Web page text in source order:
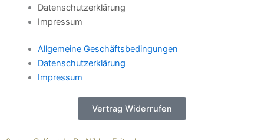
Datenschutzerklärung
Impressum
Allgemeine Geschäftsbedingungen
Datenschutzerklärung
Impressum
Vertrag Widerrufen